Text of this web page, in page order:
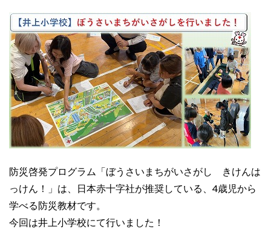
防災啓発プログラム「ぼうさいまちがいさがし きけんは
っけん！」は、日本赤十字社が推奨している、4歳児から
学べる防災教材です。
今回は井上小学校にて行いました！